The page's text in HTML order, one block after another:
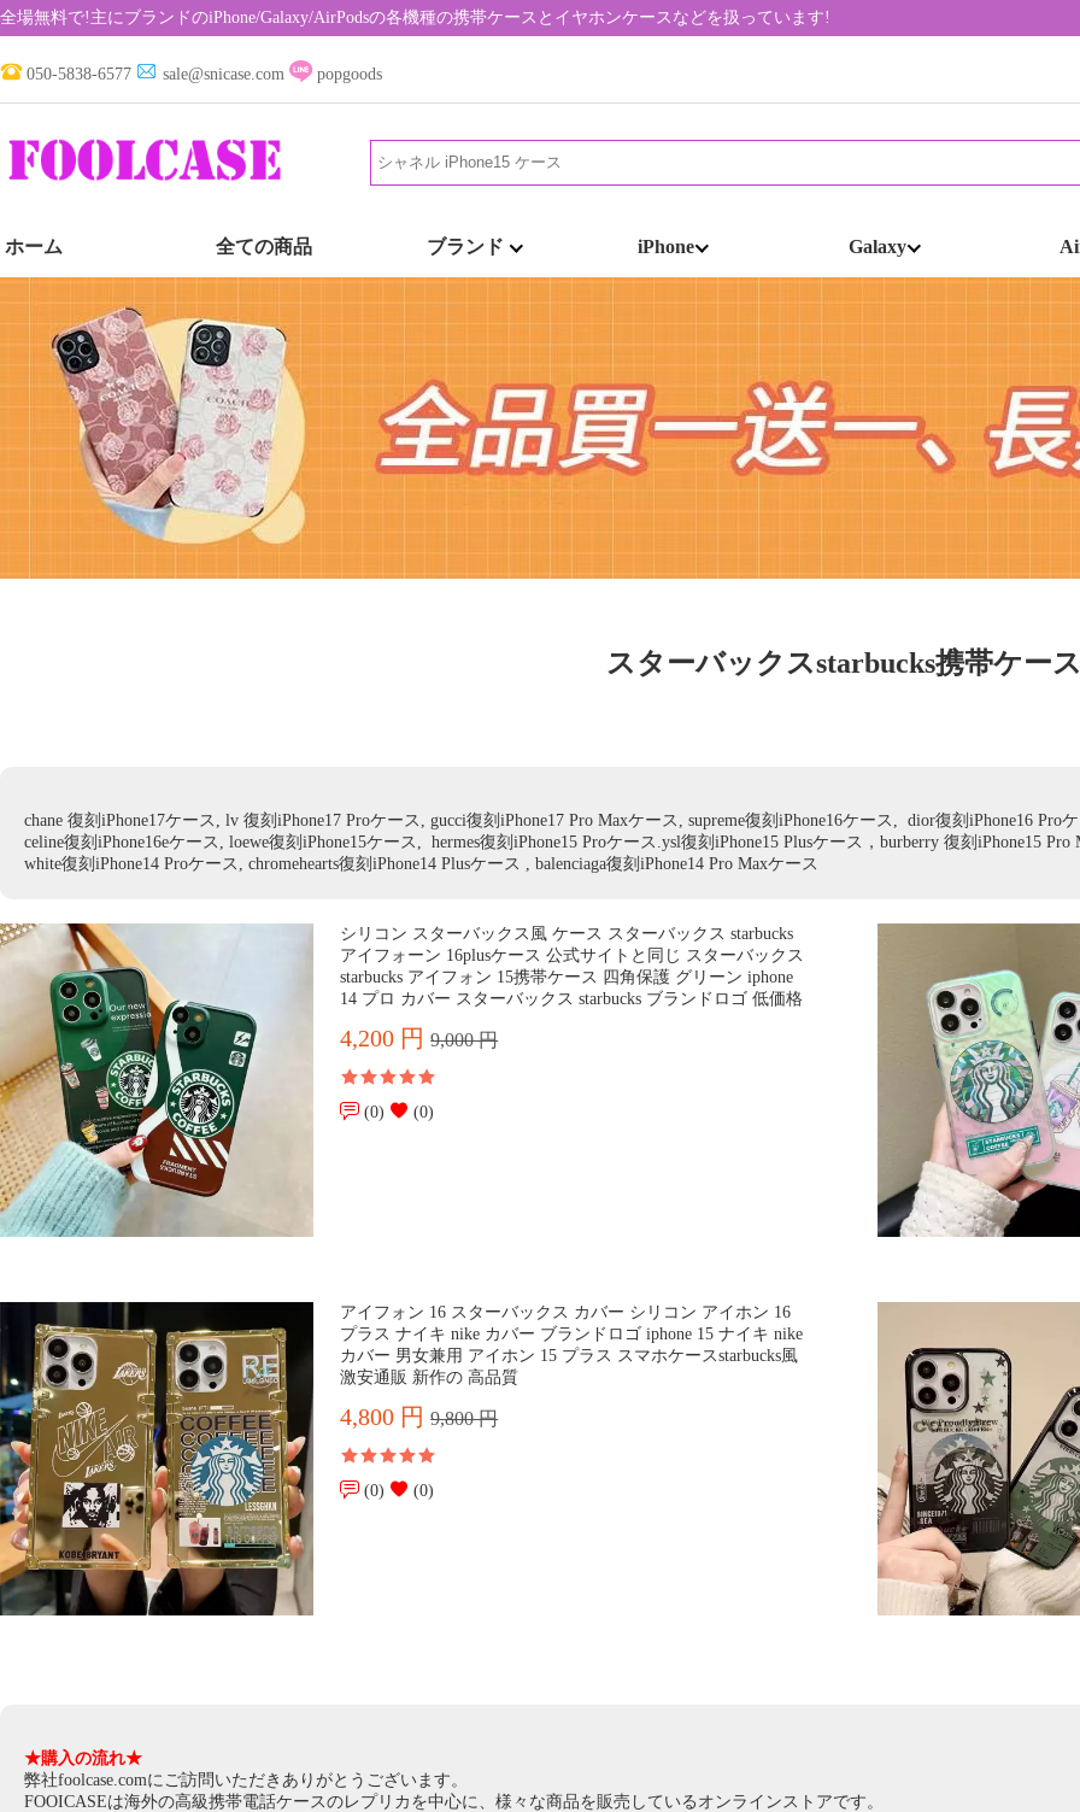
全場無料で!主にブランドのiPhone/Galaxy/AirPodsの各機種の携帯ケースとイヤホンケースなどを扱っています!
050-5838-6577 sale@snicase.com popgoods
ホーム 全ての商品 ブランド iPhone Galaxy
スターバックスstarbucks携帯ケース
chane 復刻iPhone17ケース, lv 復刻iPhone17 Proケース, gucci復刻iPhone17 Pro Maxケース, supreme復刻iPhone16ケース, dior復刻iPhone16
celine復刻iPhone16eケース, loewe復刻iPhone15ケース, hermes復刻iPhone15 Proケース.ysl復刻iPhone15 Plusケース，burberry 復刻iPhone15
white復刻iPhone14 Proケース, chromehearts復刻iPhone14 Plusケース , balenciaga復刻iPhone14 Pro Maxケース
シリコン スターバックス風 ケース スターバックス starbucks
アイフォーン 16plusケース 公式サイトと同じ スターバックス
starbucks アイフォン 15携帯ケース 四角保護 グリーン iphone
14 プロ カバー スターバックス starbucks ブランドロゴ 低価格
4,200 円9,000 円
(0) (0)
アイフォン 16 スターバックス カバー シリコン アイホン 16
プラス ナイキ nike カバー ブランドロゴ iphone 15 ナイキ nike
カバー 男女兼用 アイホン 15 プラス スマホケースstarbucks風
激安通販 新作の 高品質
4,800 円9,800 円
(0) (0)
★購入の流れ★
弊社foolcase.comにご訪問いただきありがとうございます。
FOOICASEは海外の高級携帯電話ケースのレプリカを中心に、様々な商品を販売しているオンラインストアです。